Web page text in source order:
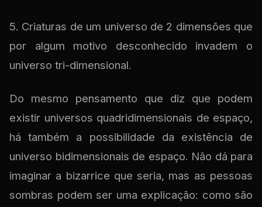
5. Criaturas de um universo de 2 dimensões que
por algum motivo desconhecido invadem o
universo tri-dimensional.
Do mesmo pensamento que diz que podem
existir universos quadridimensionais de espaço,
há também a possibilidade da existência de
universo bidimensionais de espaço. Não dá para
imaginar a bizarrice que seria, mas as pessoas
sombras podem ser uma explicação: como são